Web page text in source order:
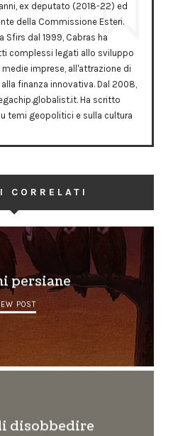
ex deputato (2018-22) ed
della Commissione Esteri.
Sfirs dal 1999, Cabras ha
complessi legati allo sviluppo
imprese, all'attrazione di
finanza innovativa. Dal 2008,
Ha scritto
temi geopolitici e sulla cultura
CORRELATI
persiane
POST
disobbedire